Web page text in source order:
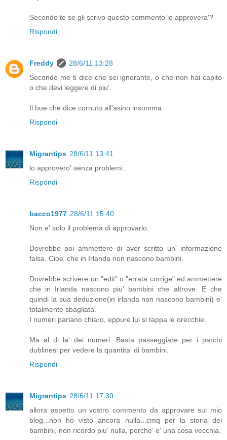
Secondo te se gli scrivo questo commento lo approvera'?
Rispondi
Freddy
28/6/11 13:28
Secondo me ti dice che sei ignorante, o che non hai capito
o che devi leggere di piu'.
Il bue che dice cornuto all'asino insomma.
Rispondi
Migrantips 28/6/11 13:41
lo approvero' senza problemi.
Rispondi
bacco1977 28/6/11 15:40
Non e' solo il problema di approvarlo.
Dovrebbe poi ammettere di aver scritto un' informazione
falsa. Cioe' che in Irlanda non nascono bambini.
Dovrebbe scrivere un "edit" o "errata corrige" ed ammettere
che in Irlanda nascono piu' bambini che altrove. E che
quindi la sua deduzione(in irlanda non nascono bambini) e'
totalmente sbagliata.
I numeri parlano chiaro, eppure lui si tappa le orecchie.
Ma al di la' dei numeri. Basta passeggiare per i parchi
dublinesi per vedere la quantita' di bambini.
Rispondi
Migrantips 28/6/11 17:39
allora aspetto un vostro commento da approvare sul mio
blog...non ho visto ancora nulla...cmq per la storia dei
bambini, non ricordo piu' nulla, perche' e' una cosa vecchia.